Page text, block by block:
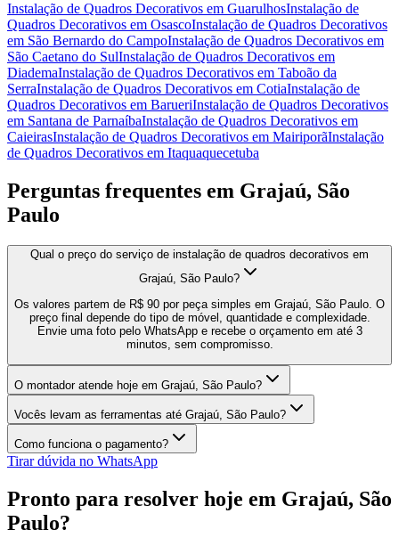
Instalação de Quadros Decorativos em GuarulhosInstalação de
Quadros Decorativos em OsascoInstalação de Quadros Decorativos
em São Bernardo do CampoInstalação de Quadros Decorativos em
São Caetano do SulInstalação de Quadros Decorativos em
DiademaInstalação de Quadros Decorativos em Taboão da
SerraInstalação de Quadros Decorativos em CotiaInstalação de
Quadros Decorativos em BarueriInstalação de Quadros Decorativos
em Santana de ParnaíbaInstalação de Quadros Decorativos em
CaieirasInstalação de Quadros Decorativos em MairiporãInstalação
de Quadros Decorativos em Itaquaquecetuba
Perguntas frequentes em Grajaú, São
Paulo
Qual o preço do serviço de instalação de quadros decorativos em
Grajaú, São Paulo?
Os valores partem de R$ 90 por peça simples em Grajaú, São Paulo. O
preço final depende do tipo de móvel, quantidade e complexidade.
Envie uma foto pelo WhatsApp e recebe o orçamento em até 3
minutos, sem compromisso.
O montador atende hoje em Grajaú, São Paulo?
Vocês levam as ferramentas até Grajaú, São Paulo?
Como funciona o pagamento?
Tirar dúvida no WhatsApp
Pronto para resolver hoje em Grajaú, São
Paulo?